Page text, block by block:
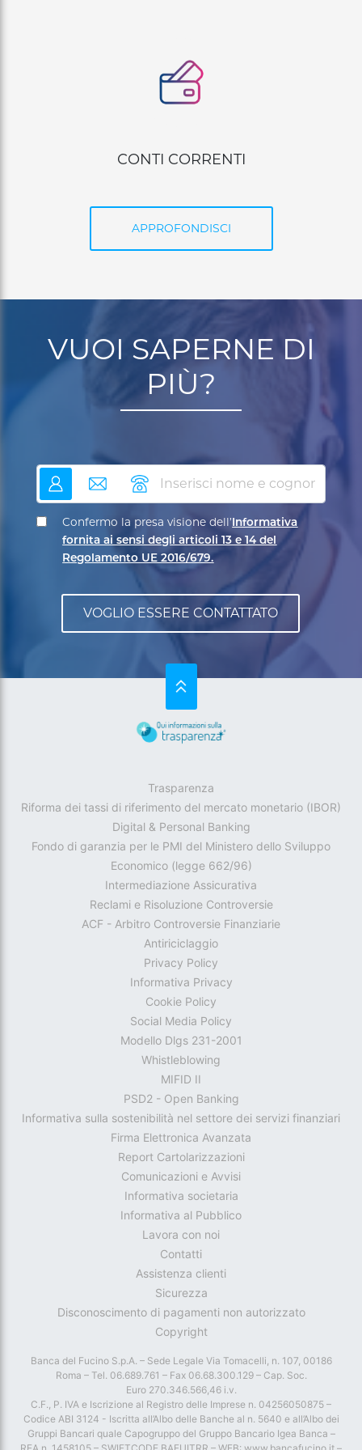
CARTE DI PAGAMENTO
APPROFONDISCI
VUOI SAPERNE DI
PIÙ?
nome email telefono
Confermo la presa visione dell’ Informativa
fornita ai sensi degli articoli 13 e 14 del
Regolamento UE 2016/679.
SU
Trasparenza
Riforma dei tassi di riferimento del mercato monetario (IBOR)
Digital & Personal Banking
Fondo di garanzia per le PMI del Ministero dello Sviluppo
Economico (legge 662/96)
Intermediazione Assicurativa
Reclami e Risoluzione Controversie
ACF - Arbitro Controversie Finanziarie
Antiriciclaggio
Privacy Policy
Informativa Privacy
Cookie Policy
Social Media Policy
Modello Dlgs 231-2001
Whistleblowing
MIFID II
PSD2 - Open Banking
Informativa sulla sostenibilità nel settore dei servizi finanziari
Firma Elettronica Avanzata
Report Cartolarizzazioni
Comunicazioni e Avvisi
Informativa societaria
Informativa al Pubblico
Lavora con noi
Contatti
Assistenza clienti
Sicurezza
Disconoscimento di pagamenti non autorizzato
Copyright
Banca del Fucino S.p.A. – Sede Legale Via Tomacelli, n. 107, 00186
Roma – Tel. 06.689.761 – Fax 06.68.300.129 – Cap. Soc.
Euro 270.346.566,46 i.v.
C.F., P. IVA e Iscrizione al Registro delle Imprese n. 04256050875 –
Codice ABI 3124 - Iscritta all’Albo delle Banche al n. 5640 e all’Albo dei
Gruppi Bancari quale Capogruppo del Gruppo Bancario Igea Banca –